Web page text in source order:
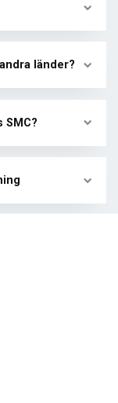
länder?
SMC?